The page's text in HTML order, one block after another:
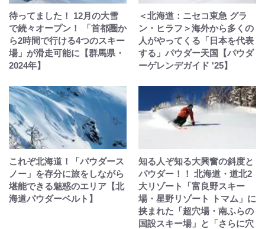
待ってました！ 12月の大雪
で続々オープン！ 「首都圏か
ら2時間で行ける4つのスキー
場」が滑走可能に【群馬県・
2024年】
＜北海道：ニセコ東急 グラ
ン・ヒラフ＞海外から多くの
人がやってくる「日本を代表
する」パウダー天国【パウダ
ーゲレンデガイド '25】
これぞ北海道！「パウダース
ノー」を存分に旅をしながら
堪能できる魅惑のエリア【北
海道パウダーベルト】
知る人ぞ知る大興奮の斜度と
パウダー！！ 北海道・道北2
大リゾート「富良野スキー
場・星野リゾート トマム」に
挟まれた「超穴場・南ふらの
国設スキー場」と「さらに穴